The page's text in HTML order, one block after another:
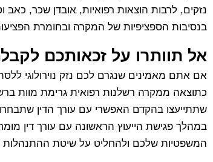
נזקים, לרבות הוצאות רפואיות, אובדן שכר, כאב
בנסיבות הספציפיות של המקרה ובחומרת
אל תוותרו על זכאותכם
אם אתם מאמינים שנגרם לכם נזק נוירולוגי
כתוצאה ממקרה רשלנות רפואית גרימת מוות
שתתייעצו בהקדם האפשרי עם עורך הדין
במהלך פגישת הייעוץ הראשונה עם עורך דין
המשפטיות שלכם ולהחליט על שיטת ההתנהלות